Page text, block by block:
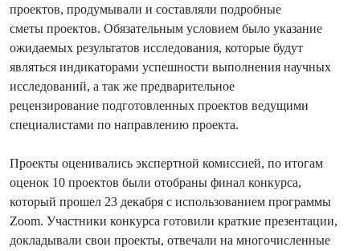
проектов, продумывали и составляли подробные
сметы проектов. Обязательным условием было указание
ожидаемых результатов исследования, которые будут
являться индикаторами успешности выполнения научных
исследований, а так же предварительное
рецензирование подготовленных проектов ведущими
специалистами по направлению проекта.
Проекты оценивались экспертной комиссией, по итогам
оценок 10 проектов были отобраны финал конкурса,
который прошел 23 декабря с использованием программы
Zoom. Участники конкурса готовили краткие презентации,
докладывали свои проекты, отвечали на многочисленные